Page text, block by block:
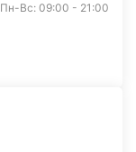
Пн-Вс: 09:00 - 21:00